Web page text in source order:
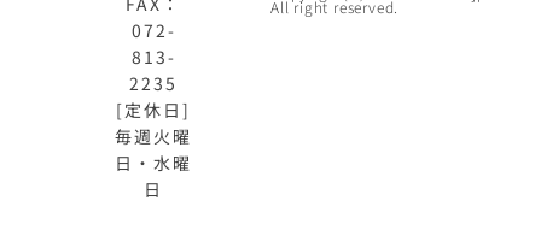
072-
813-
2235
[定休日]
毎週火曜
日・水曜
日
All right reserved.